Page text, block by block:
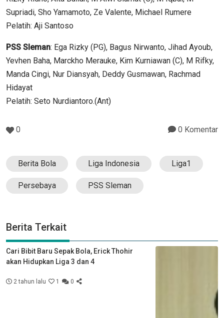
Supriadi, Sho Yamamoto, Ze Valente, Michael Rumere
Pelatih: Aji Santoso
PSS Sleman: Ega Rizky (PG), Bagus Nirwanto, Jihad Ayoub,
Yevhen Baha, Marckho Merauke, Kim Kurniawan (C), M Rifky,
Manda Cingi, Nur Diansyah, Deddy Gusmawan, Rachmad
Hidayat
Pelatih: Seto Nurdiantoro.(Ant)
0 0 Komentar
Berita Bola Liga Indonesia Liga1
Persebaya PSS Sleman
Berita Terkait
Cari Bibit Baru Sepak Bola, Erick Thohir
akan Hidupkan Liga 3 dan 4
2 tahun lalu 1 0